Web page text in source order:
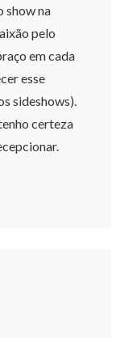
show na
pelo
em cada
esse
sideshows).
certeza